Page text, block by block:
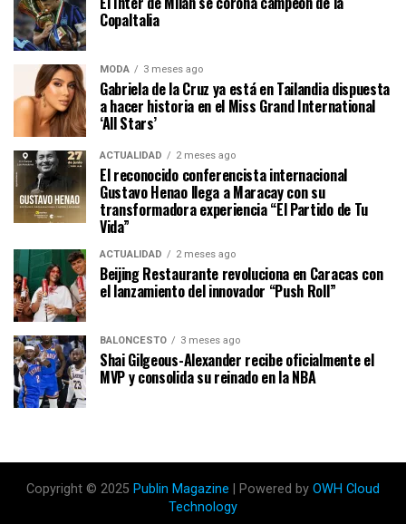
CopaItalia
MODA 3 meses ago
Gabriela de la Cruz ya está en Tailandia dispuesta
a hacer historia en el Miss Grand International
‘All Stars’
ACTUALIDAD 2 meses ago
El reconocido conferencista internacional
Gustavo Henao llega a Maracay con su
transformadora experiencia “El Partido de Tu
Vida”
ACTUALIDAD 2 meses ago
Beijing Restaurante revoluciona en Caracas con
el lanzamiento del innovador “Push Roll”
BALONCESTO 3 meses ago
Shai Gilgeous-Alexander recibe oficialmente el
MVP y consolida su reinado en la NBA
Copyright © 2025 Publin Magazine | Powered by OWH Cloud
Technology